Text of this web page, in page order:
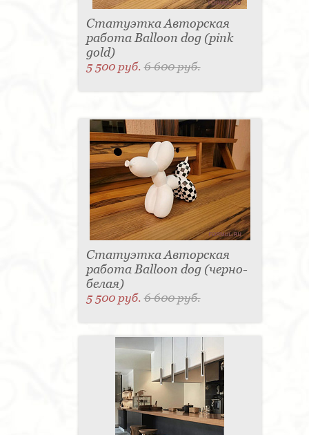
Статуэтка Авторская
работа Balloon dog (pink
gold)
5 500 руб.6 600 руб.
Статуэтка Авторская
работа Balloon dog (черно-
белая)
5 500 руб.6 600 руб.